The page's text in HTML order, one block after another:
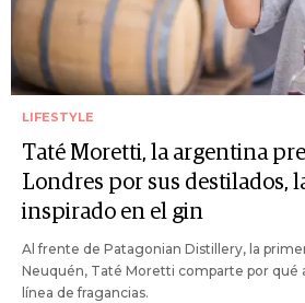
LIFESTYLE
Taté Moretti, la argentina
Londres por sus destilados,
inspirado en el gin
Al frente de Patagonian Distillery, la
Neuquén, Taté Moretti comparte por qué
línea de fragancias.